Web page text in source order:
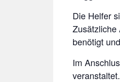
Die Helfer
Zusätzliche
benötigt
Im
veranstaltet.